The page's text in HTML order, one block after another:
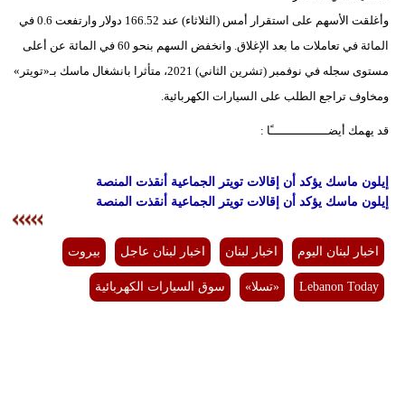
وأغلقت الأسهم على استقرار أمس (الثلاثاء) عند 166.52 دولار وارتفعت 0.6 في
المائة في تعاملات ما بعد الإغلاق. وانخفض السهم بنحو 60 في المائة عن أعلى
مستوى سجله في نوفمبر (تشرين الثاني) 2021، متأثرا بانشغال ماسك بـ«تويتر»
ومخاوف تراجع الطلب على السيارات الكهربائية.
قد يهمك أيضــــــــــــــــًا :
إيلون ماسك يؤكد أن إقالات تويتر الجماعية أنقذت المنصة
إيلون ماسك يؤكد أن إقالات تويتر الجماعية أنقذت المنصة
اخبار لبنان اليوم اخبار لبنان اخبار لبنان عاجل بيروت
Lebanon Today «تسلا» سوق السيارات الكهربائية